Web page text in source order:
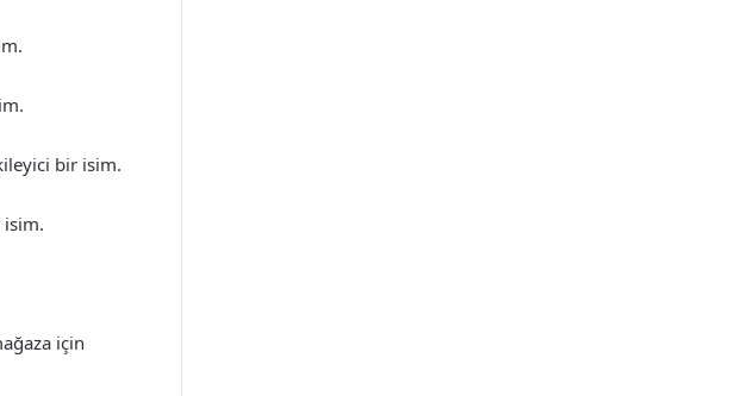
bir isim.
isim.
için